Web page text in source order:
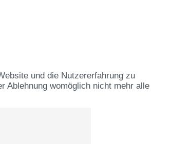
und die Nutzererfahrung zu
Ablehnung womöglich nicht mehr alle